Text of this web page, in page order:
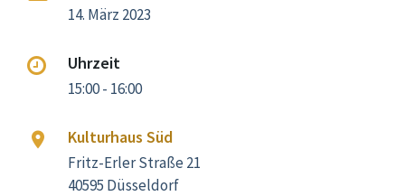
14. März 2023
Uhrzeit
15:00 - 16:00
Kulturhaus Süd
Fritz-Erler Straße 21
40595 Düsseldorf